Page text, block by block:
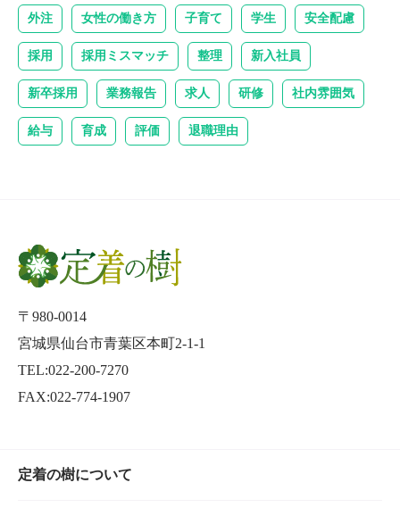
外注 女性の働き方 子育て 学生 安全配慮
採用 採用ミスマッチ 整理 新入社員
新卒採用 業務報告 求人 研修 社内雰囲気
給与 育成 評価 退職理由
〒980-0014
宮城県仙台市青葉区本町2-1-1
TEL:022-200-7270
FAX:022-774-1907
定着の樹について